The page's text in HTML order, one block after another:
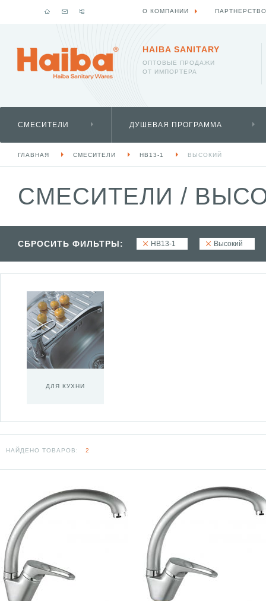
HAIBA SANITARY
ОПТОВЫЕ ПРОДАЖИ
ОТ ИМПОРТЕРА
СМЕСИТЕЛИ ДУШЕВАЯ ПРОГРАММА
ГЛАВНАЯ СМЕСИТЕЛИ HB13-1 ВЫСОКИЙ
СМЕСИТЕЛИ /
СБРОСИТЬ ФИЛЬТРЫ: HB13-1 Высокий
ДЛЯ КУХНИ
НАЙДЕНО ТОВАРОВ: 2
О КОМПАНИИ ПАРТНЕРСТВО